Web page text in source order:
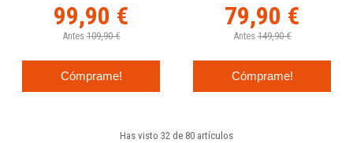
99,90 €
Antes 109,90 €
Cómprame!
79,90 €
Antes 149,90 €
Cómprame!
Has visto 32 de 80 artículos